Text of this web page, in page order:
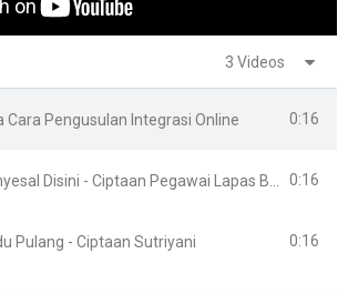
3 Videos
Cara Pengusulan Integrasi Online 0:16
0:16
Pulang - Ciptaan Sutriyani 0:16